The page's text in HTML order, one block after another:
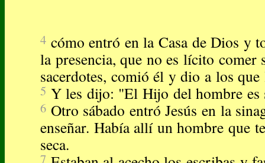
4 cómo entró en la Casa de Dios y
la presencia, que no es lícito comer
sacerdotes, comió él y dio a los que
5 Y les dijo: "El Hijo del hombre es
6 Otro sábado entró Jesús en la
enseñar. Había allí un hombre que
seca.
7